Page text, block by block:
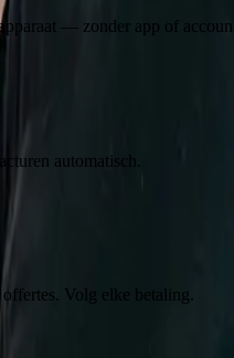
— zonder app of account.
automatisch.
Volg elke betaling.